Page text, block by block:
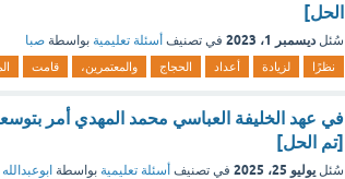
الحل]
سُئل ديسمبر 1، 2023 في تصنيف أسئلة تعليمية بواسطة صبا
نظرًا لزيادة أعداد الحجاج والمعتمرين، قامت
[تم الحل]
سُئل يوليو 25، 2025 في تصنيف أسئلة تعليمية بواسطة ابوعبدالله